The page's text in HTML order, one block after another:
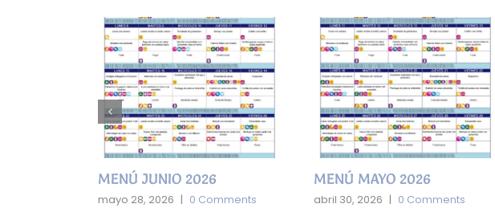
MENÚ JUNIO 2026
mayo 28, 2026 | 0 Comments
MENÚ MAYO 2026
abril 30, 2026 | 0 Comments